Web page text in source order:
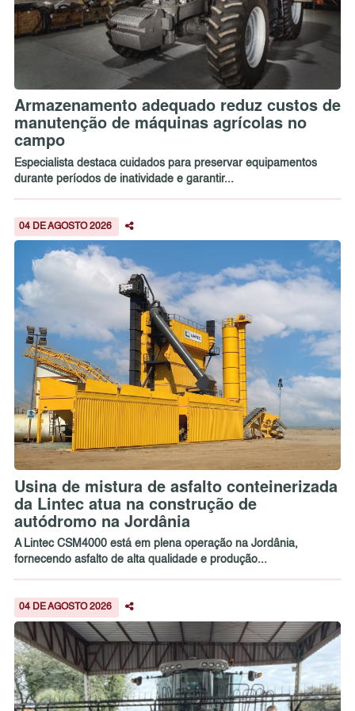
Armazenamento adequado reduz custos de
manutenção de máquinas agrícolas no
campo
Especialista destaca cuidados para preservar equipamentos
durante períodos de inatividade e garantir...
04 DE AGOSTO 2026
Usina de mistura de asfalto conteinerizada
da Lintec atua na construção de
autódromo na Jordânia
A Lintec CSM4000 está em plena operação na Jordânia,
fornecendo asfalto de alta qualidade e produção...
04 DE AGOSTO 2026